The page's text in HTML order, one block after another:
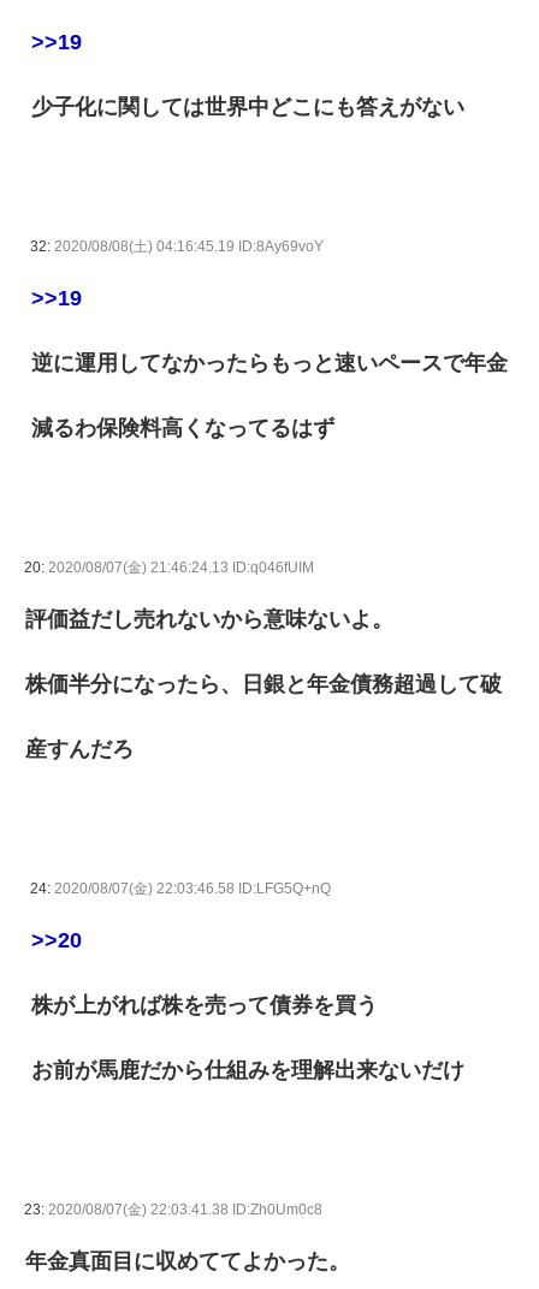
>>19
少子化に関しては世界中どこにも答えがない
32: 2020/08/08(土) 04:16:45.19 ID:8Ay69voY
>>19
逆に運用してなかったらもっと速いペースで年金
減るわ保険料高くなってるはず
20: 2020/08/07(金) 21:46:24.13 ID:q046fUIM
評価益だし売れないから意味ないよ。
株価半分になったら、日銀と年金債務超過して破
産すんだろ
24: 2020/08/07(金) 22:03:46.58 ID:LFG5Q+nQ
>>20
株が上がれば株を売って債券を買う
お前が馬鹿だから仕組みを理解出来ないだけ
23: 2020/08/07(金) 22:03:41.38 ID:Zh0Um0c8
年金真面目に収めててよかった。